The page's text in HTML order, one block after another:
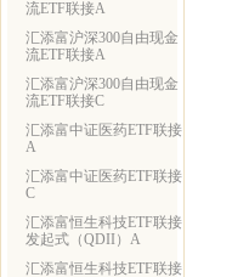
流ETF联接A
汇添富沪深300自由现金
流ETF联接A
汇添富沪深300自由现金
流ETF联接C
汇添富中证医药ETF联接
A
汇添富中证医药ETF联接
C
汇添富恒生科技ETF联接
发起式（QDII）A
汇添富恒生科技ETF联接